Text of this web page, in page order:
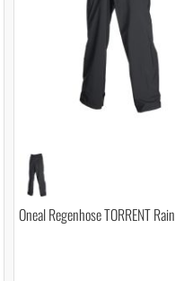
Oneal Regenhose TORRENT Rain